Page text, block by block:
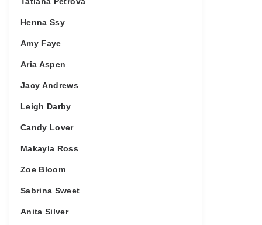
Henna Ssy
Amy Faye
Aria Aspen
Jacy Andrews
Leigh Darby
Candy Lover
Makayla Ross
Zoe Bloom
Sabrina Sweet
Anita Silver